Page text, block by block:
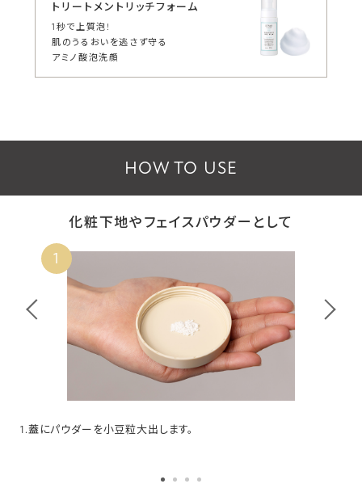
トリートメントリッチフォーム
1秒で上質泡!
肌のうるおいを逃さず守る
アミノ酸泡洗顔
HOW TO USE
化粧下地やフェイスパウダーとして
1
1.蓋にパウダーを小豆粒大出します。